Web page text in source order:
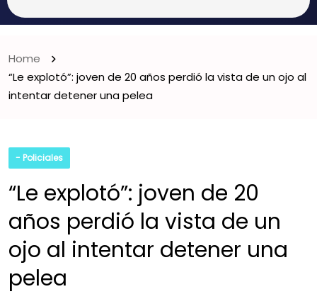
Home
“Le explotó”: joven de 20 años perdió la vista de un ojo al
intentar detener una pelea
- Policiales
“Le explotó”: joven de 20
años perdió la vista de un
ojo al intentar detener una
pelea